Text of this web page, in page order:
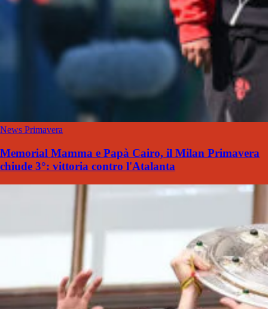
News Primavera
Memorial Mamma e Papà Cairo, il Milan Primavera
chiude 3°: vittoria contro l'Atalanta